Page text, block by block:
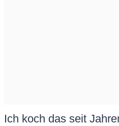
Ich koch das seit